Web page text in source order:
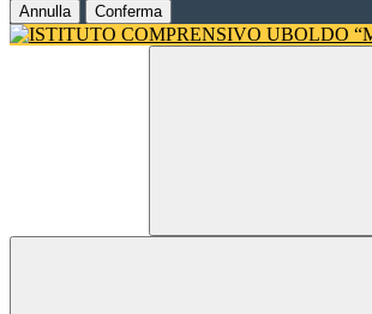
Annulla Conferma